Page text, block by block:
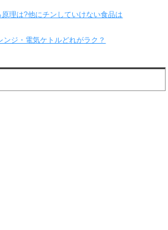
理は?他にチンしていけない食品は
ジ・電気ケトルどれがラク？